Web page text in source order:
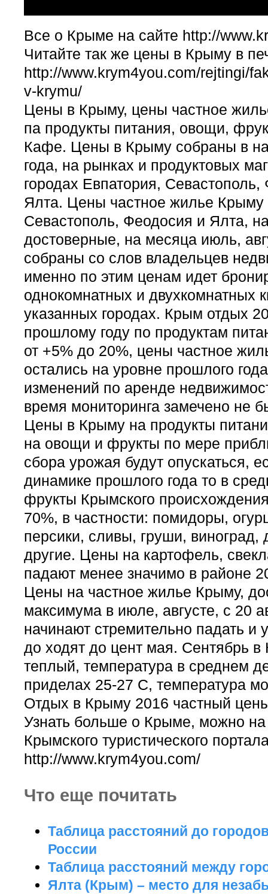
Все о Крыме на сайте http://
Читайте так же цены в Крыму в
http://www.krym4you.com/rejtingi/
v-krymu/
Цены в Крыму, цены частное
па продукты питания, овощи,
Кафе. Цены в Крыму собраны в
года, на рынках и продуктовых
городах Евпатория,
Ялта. Цены частное жилье Крыму
Севастополь, Феодосия и Ялта,
достоверные, на месяца июль,
собраны со слов владельцев
именно по этим ценам идет
однокомнатных и двухкомнатных
указанных городах. Крым отдых
прошлому году по продуктам
от +5% до 20%, цены частное
остались на уровне прошлого
изменений по аренде
время мониторинга замечено не
Цены в Крыму на продукты
на овощи и фрукты по мере
сбора урожая будут опускаться,
динамике прошлого года то в
фрукты Крымского
70%, в частности: помидоры,
персики, сливы, груши, виноград,
другие. Цены на картофель,
падают менее значимо в районе
Цены на частное жилье Крыму,
максимума в июле, августе, с 20
начинают стремительно падать и
до ходят до цент мая. Сентябрь
теплый, температура в среднем
приделах 25-27 С, температура
Отдых в Крыму 2016 частный
Узнать больше о Крыме, можно на
Крымского туристического
http://www.krym4you.com/
Что еще почитать
Таблица расстояний до
России
Таблица расстояний между
Ялта (Крым) – место для